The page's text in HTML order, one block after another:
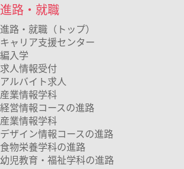
進路・就職
進路・就職（トップ）
キャリア支援センター
編入学
求人情報受付
アルバイト求人
産業情報学科
経営情報コースの進路
産業情報学科
デザイン情報コースの進路
食物栄養学科の進路
幼児教育・福祉学科の進路